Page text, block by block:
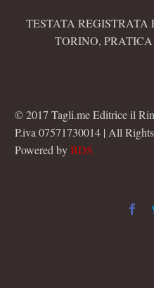
TESTATA
TORINO,
© 2017 Tagli.me Editrice il
P.iva 07571730014 | All
Powered byBDS